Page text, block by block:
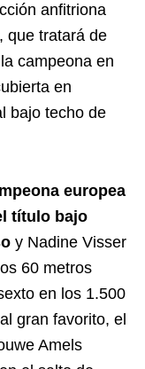
anfitriona
que tratará de
campeona en
en
bajo techo de
europea
título bajo
y Nadine Visser
60 metros
en los 1.500
gran favorito, el
Amels